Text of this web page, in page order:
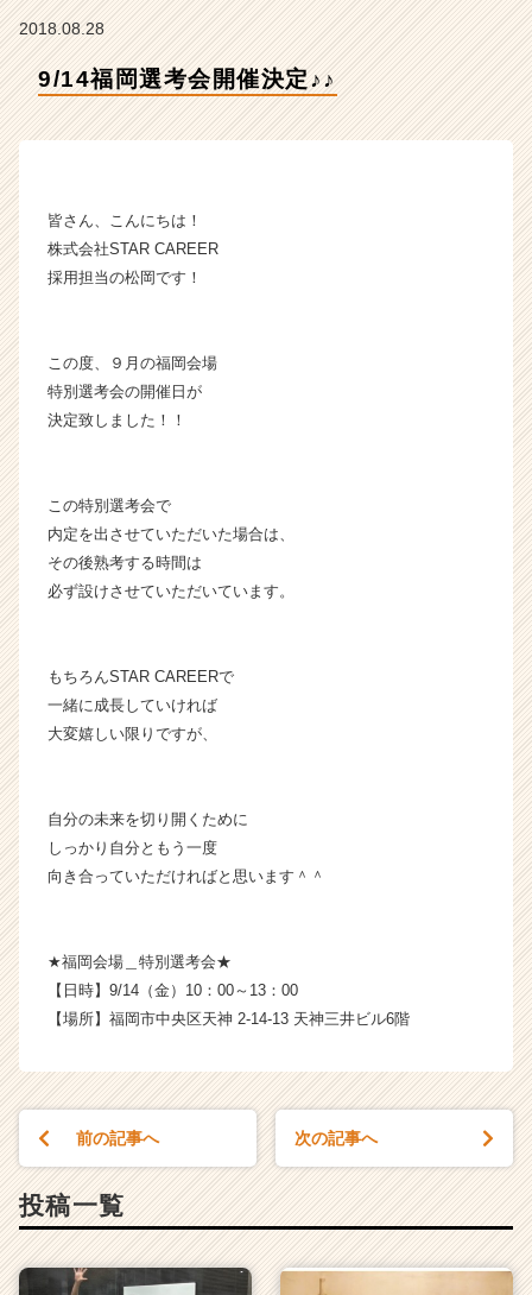
ベ
ン
ャ
長
企
カ
ウ
活
サ
イ
ア
ャ
リ
h
r
e
e
2018.08.28
9/14福岡選考会開催決定♪♪
皆さん、こんにちは！
株式会社STAR CAREER
採用担当の松岡です！
この度、９月の福岡会場
特別選考会の開催日が
決定致しました！！
この特別選考会で
内定を出させていただいた場合は、
その後熟考する時間は
必ず設けさせていただいています。
もちろんSTAR CAREERで
一緒に成長していければ
大変嬉しい限りですが、
自分の未来を切り開くために
しっかり自分ともう一度
向き合っていただければと思います＾＾
★福岡会場＿特別選考会★
【日時】9/14（金）10：00～13：00
【場所】福岡市中央区天神 2-14-13 天神三井ビル6階
前の記事へ 次の記事へ
投稿一覧